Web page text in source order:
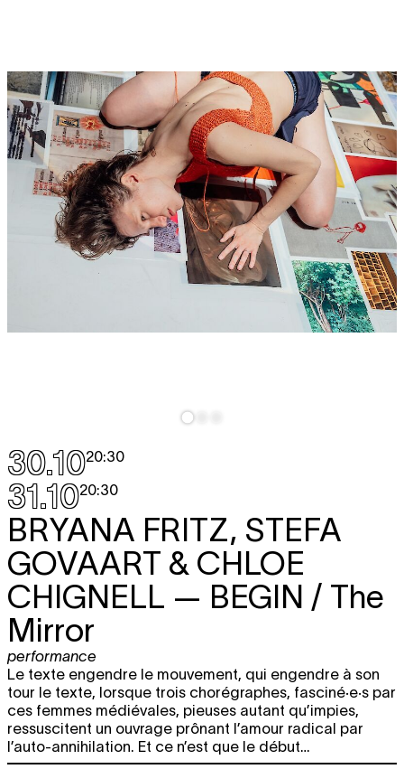
30.1020:30
31.1020:30
BRYANA FRITZ, STEFA
GOVAART & CHLOE
CHIGNELL — BEGIN / The
Mirror
performance
Le texte engendre le mouvement, qui engendre à son
tour le texte, lorsque trois chorégraphes, fasciné·e·s par
ces femmes médiévales, pieuses autant qu’impies,
ressuscitent un ouvrage prônant l’amour radical par
l’auto-annihilation. Et ce n’est que le début…